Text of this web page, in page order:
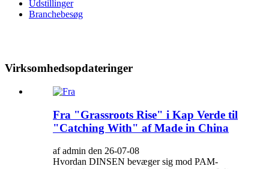
Udstillinger
Branchebesøg
Virksomhedsopdateringer
Fra "Grassroots Rise" i Kap Verde til
"Catching With" af Made in China
af admin den 26-07-08
Hvordan DINSEN bevæger sig mod PAM-